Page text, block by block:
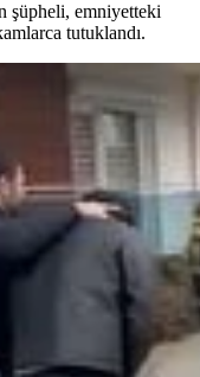
şüpheli, emniyetteki
tutuklandı.